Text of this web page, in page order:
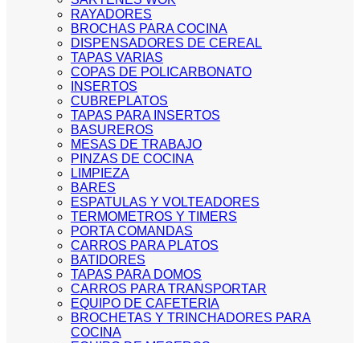
RAYADORES
BROCHAS PARA COCINA
DISPENSADORES DE CEREAL
TAPAS VARIAS
COPAS DE POLICARBONATO
INSERTOS
CUBREPLATOS
TAPAS PARA INSERTOS
BASUREROS
MESAS DE TRABAJO
PINZAS DE COCINA
LIMPIEZA
BARES
ESPATULAS Y VOLTEADORES
TERMOMETROS Y TIMERS
PORTA COMANDAS
CARROS PARA PLATOS
BATIDORES
TAPAS PARA DOMOS
CARROS PARA TRANSPORTAR
EQUIPO DE CAFETERIA
BROCHETAS Y TRINCHADORES PARA
COCINA